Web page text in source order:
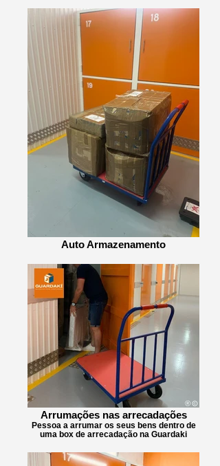
Auto Armazenamento
Arrumações nas arrecadações
Pessoa a arrumar os seus bens dentro de
uma box de arrecadação na Guardaki